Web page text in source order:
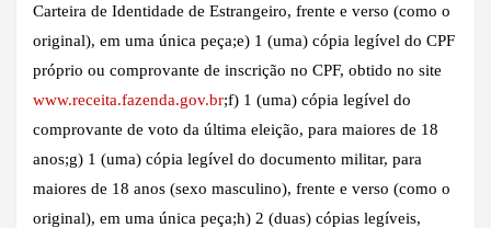
Carteira de Identidade de Estrangeiro, frente e verso (como o
original), em uma única peça;e) 1 (uma) cópia legível do CPF
próprio ou comprovante de inscrição no CPF, obtido no site
www.receita.fazenda.gov.br;f) 1 (uma) cópia legível do
comprovante de voto da última eleição, para maiores de 18
anos;g) 1 (uma) cópia legível do documento militar, para
maiores de 18 anos (sexo masculino), frente e verso (como o
original), em uma única peça;h) 2 (duas) cópias legíveis,